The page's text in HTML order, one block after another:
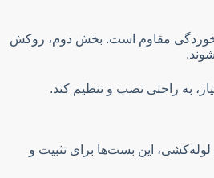
و خوردگی مقاوم است. بخش دوم، روکش
به راحتی نصب و تنظیم کند.
این بست‌ها برای تثبیت و